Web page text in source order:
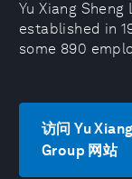
Yu Xiang
established in
some 890
访问 Yu
Group 网站